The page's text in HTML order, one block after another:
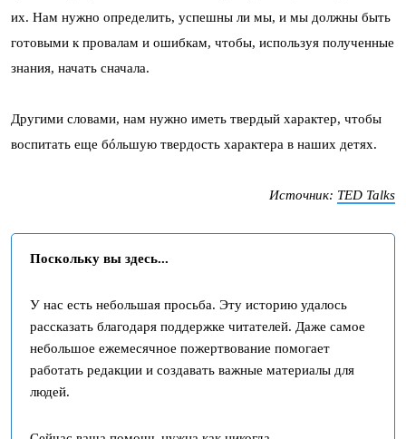
их. Нам нужно определить, успешны ли мы, и мы должны быть
готовыми к провалам и ошибкам, чтобы, используя полученные
знания, начать сначала.
Другими словами, нам нужно иметь твердый характер, чтобы
воспитать еще бóльшую твердость характера в наших детях.
Источник: TED Talks
Поскольку вы здесь...
У нас есть небольшая просьба. Эту историю удалось
рассказать благодаря поддержке читателей. Даже самое
небольшое ежемесячное пожертвование помогает
работать редакции и создавать важные материалы для
людей.